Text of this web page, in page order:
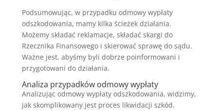
Podsumowując, w przypadku odmowy wypłaty
odszkodowania, mamy kilka ścieżek działania.
Możemy składać reklamacje, składać skargi do
Rzecznika Finansowego i skierować sprawę do sądu.
Ważne jest, abyśmy byli dobrze poinformowani i
przygotowani do działania.
Analiza przypadków odmowy wypłaty
Analizując odmowy wypłaty odszkodowania, widzimy,
jak skomplikowany jest proces likwidacji szkód.